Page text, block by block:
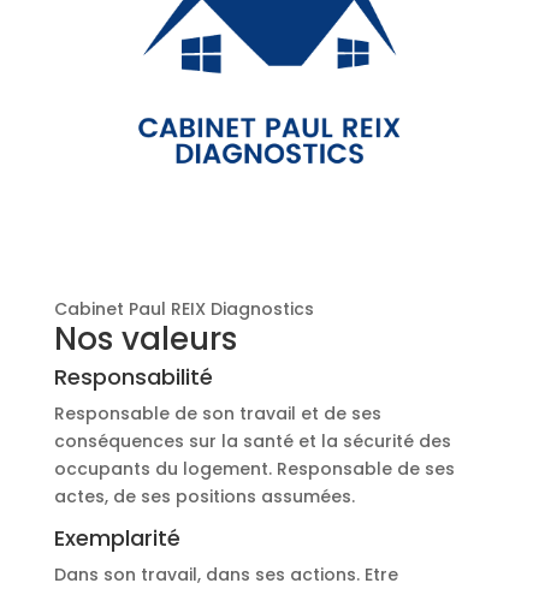
Cabinet Paul REIX Diagnostics
Nos valeurs
Responsabilité
Responsable de son travail et de ses
conséquences sur la santé et la sécurité des
occupants du logement. Responsable de ses
actes, de ses positions assumées.
Exemplarité
Dans son travail, dans ses actions. Etre